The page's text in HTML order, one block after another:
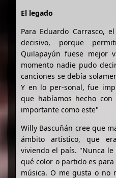
El legado
Para Eduardo Carrasco,
decisivo, porque
Quilapayún fuese mejor
momento nadie pudo
canciones se debía
Y en lo per-sonal, fue
que habíamos hecho
importante como este"
Willy Bascuñán cree que
ámbito artístico, que
viviendo el país. "Nunca
qué color o partido es
música. O me gusta o no